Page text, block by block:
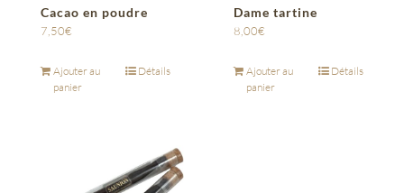
Cacao en poudre
7,50€
Ajouter au
panier
Détails
Dame tartine
8,00€
Ajouter au
panier
Détails